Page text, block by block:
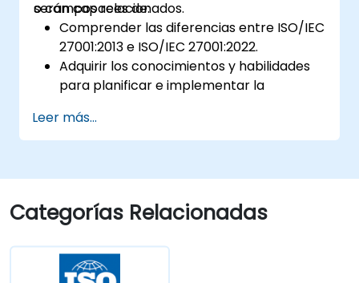
o campos relacionados.
serán capaces de:
Comprender las diferencias entre ISO/IEC
27001:2013 e ISO/IEC 27001:2022.
Adquirir los conocimientos y habilidades
para planificar e implementar la
2022 de la norma de manera eficiente.
Aplicar los conocimientos en escenarios
fluida en sus respectivas organizaciones.
Leer más...
Categorías Relacionadas